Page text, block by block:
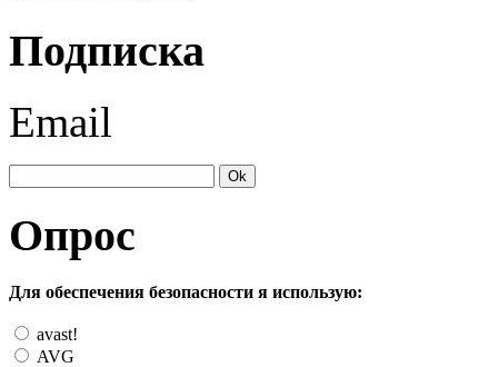
Подписка
Email
Опрос
Для обеспечения безопасности я использую:
avast!
AVG